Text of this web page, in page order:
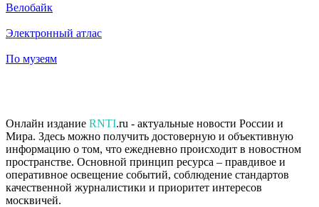
Велобайк
Электронный атлас
По музеям
Онлайн издание RNTI.ru - актуальные новости России и
Мира. Здесь можно получить достоверную и объективную
информацию о том, что ежедневно происходит в новостном
пространстве. Основной принцип ресурса – правдивое и
оперативное освещение событий, соблюдение стандартов
качественной журналистики и приоритет интересов
москвичей.